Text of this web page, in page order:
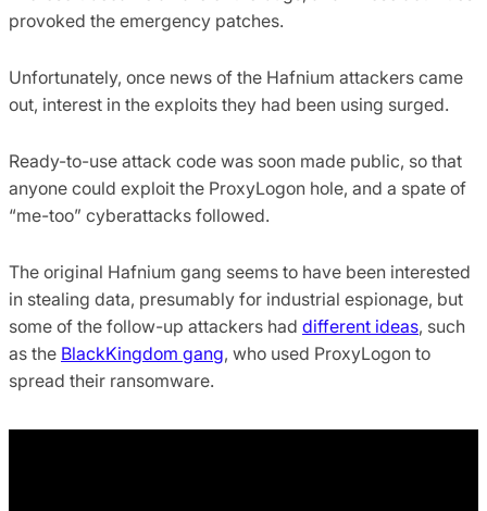
provoked the emergency patches.
Unfortunately, once news of the Hafnium attackers came
out, interest in the exploits they had been using surged.
Ready-to-use attack code was soon made public, so that
anyone could exploit the ProxyLogon hole, and a spate of
“me-too” cyberattacks followed.
The original Hafnium gang seems to have been interested
in stealing data, presumably for industrial espionage, but
some of the follow-up attackers had different ideas, such
as the BlackKingdom gang, who used ProxyLogon to
spread their ransomware.